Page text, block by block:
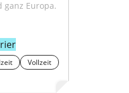
Vollzeit